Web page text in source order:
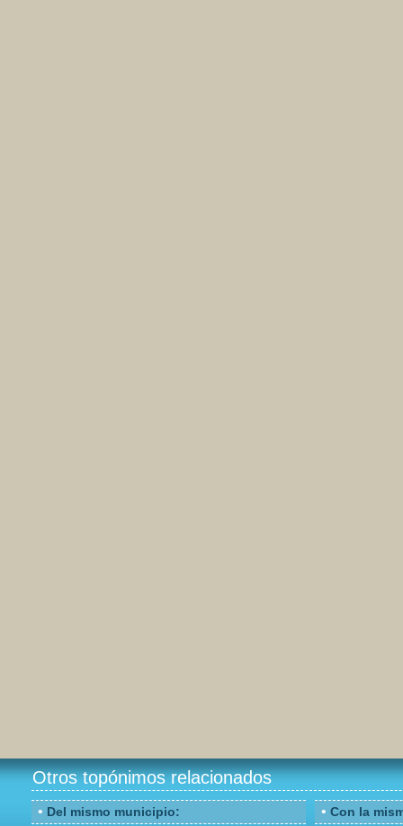
Otros topónimos relacionados
• Del mismo municipio: • Con la